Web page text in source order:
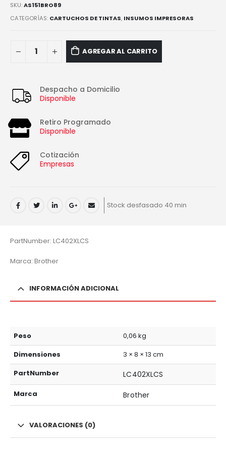
SKU:AS151BRO89
CATEGORÍAS: CARTUCHOS DE TINTAS, INSUMOS IMPRESORAS
AGREGAR AL CARRITO
Despacho a Domicilio
Disponible
Retiro Programado
Disponible
Cotización
Empresas
Stock desfasado 40 min
PartNumber: LC402XLCS
Marca: Brother
INFORMACIÓN ADICIONAL
Peso
0,06 kg
Dimensiones
3 × 8 × 13 cm
PartNumber
LC402XLCS
Marca Brother
VALORACIONES (0)